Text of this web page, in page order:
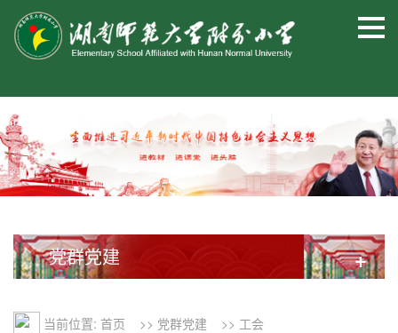
党群党建 +
当前位置: 首页 >> 党群党建 >> 工会